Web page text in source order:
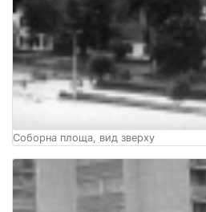
Соборна площа, вид зверху